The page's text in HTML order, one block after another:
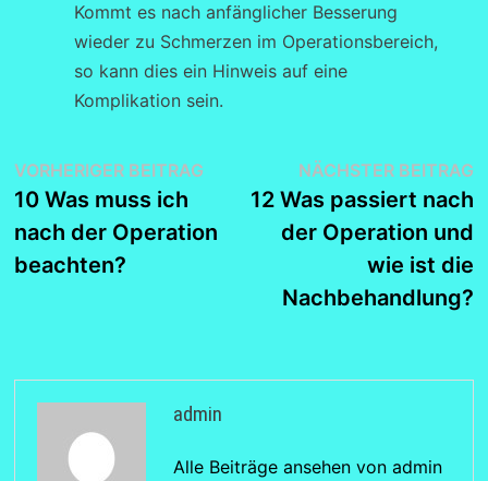
Kommt es nach anfänglicher Besserung
wieder zu Schmerzen im Operationsbereich,
so kann dies ein Hinweis auf eine
Komplikation sein.
Beitragsnavigation
VORHERIGER BEITRAGVorheriger
Beitrag:
10 Was muss ich
nach der Operation
beachten?
NÄCHSTER BEITRAG
12 Was passiert nach
der Operation und
wie ist die
Nachbehandlung?
admin
Alle Beiträge ansehen von admin